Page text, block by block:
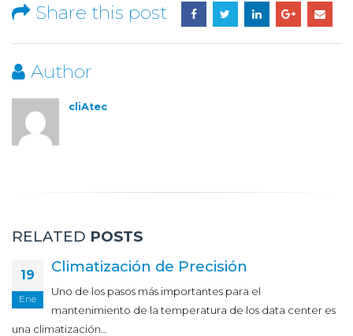
Share this post
Author
cliAtec
RELATED POSTS
19
Ene
Climatización de Precisión
Uno de los pasos más importantes para el
mantenimiento de la temperatura de los data center es
una climatización…